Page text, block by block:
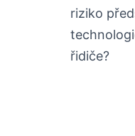
riziko
řidiče?